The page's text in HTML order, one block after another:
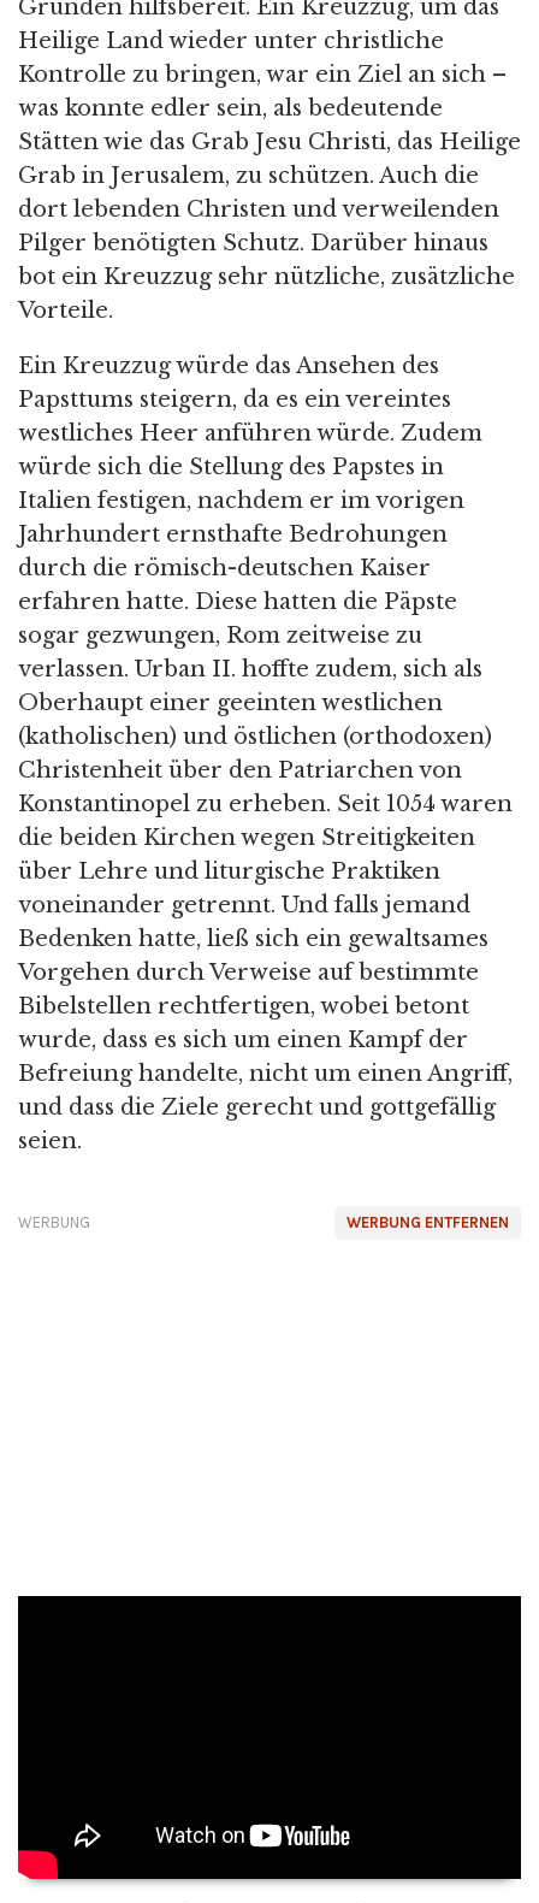
Gründen hilfsbereit. Ein Kreuzzug, um das
Heilige Land wieder unter christliche
Kontrolle zu bringen, war ein Ziel an sich –
was konnte edler sein, als bedeutende
Stätten wie das Grab Jesu Christi, das Heilige
Grab in Jerusalem, zu schützen. Auch die
dort lebenden Christen und verweilenden
Pilger benötigten Schutz. Darüber hinaus
bot ein Kreuzzug sehr nützliche, zusätzliche
Vorteile.
Ein Kreuzzug würde das Ansehen des
Papsttums steigern, da es ein vereintes
westliches Heer anführen würde. Zudem
würde sich die Stellung des Papstes in
Italien festigen, nachdem er im vorigen
Jahrhundert ernsthafte Bedrohungen
durch die römisch-deutschen Kaiser
erfahren hatte. Diese hatten die Päpste
sogar gezwungen, Rom zeitweise zu
verlassen. Urban II. hoffte zudem, sich als
Oberhaupt einer geeinten westlichen
(katholischen) und östlichen (orthodoxen)
Christenheit über den Patriarchen von
Konstantinopel zu erheben. Seit 1054 waren
die beiden Kirchen wegen Streitigkeiten
über Lehre und liturgische Praktiken
voneinander getrennt. Und falls jemand
Bedenken hatte, ließ sich ein gewaltsames
Vorgehen durch Verweise auf bestimmte
Bibelstellen rechtfertigen, wobei betont
wurde, dass es sich um einen Kampf der
Befreiung handelte, nicht um einen Angriff,
und dass die Ziele gerecht und gottgefällig
seien.
WERBUNG ENTFERNEN
WERBUNG